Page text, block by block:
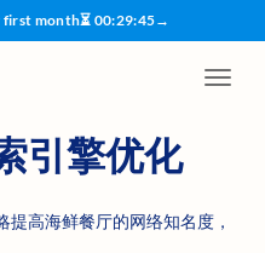
first month⏳ 00:29:45→
引擎优化
高海鲜餐厅的网络知名度，